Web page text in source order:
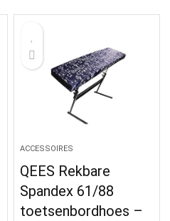
ACCESSOIRES
QEES Rekbare
Spandex 61/88
toetsenbordhoes –